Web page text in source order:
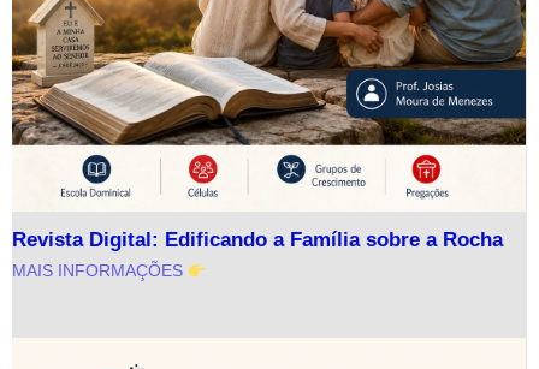
Revista Digital: Edificando a Família sobre a Rocha
MAIS INFORMAÇÕES